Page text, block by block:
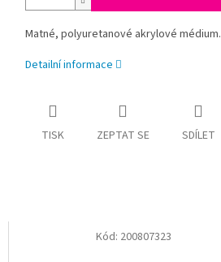
Matné, polyuretanové akrylové médium.
Detailní informace
TISK ZEPTAT SE SDÍLET
Kód: 200807323